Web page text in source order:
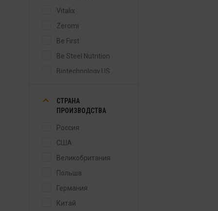
Vitalix
Zeromi
Be First
Be Steel Nutrition
Biotechnology.US
BSN
Cloma Pharma
Laboratories
Cybermass
DY Nutrition
Fit Kit
Fitness Food Factory
СТРАНА
ПРОИЗВОДСТВА
Россия
США
Великобритания
Польша
Германия
Китай